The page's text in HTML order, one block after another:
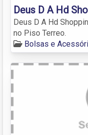
Deus D A Hd
Deus D A Hd
no Piso Terreo.
Bolsas e